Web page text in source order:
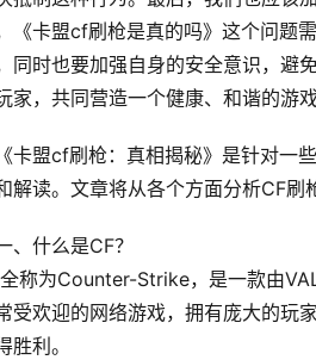
《卡盟cf刷枪是真的吗》这个问题
同时也要加强自身的安全意识，避
家，共同营造一个健康、和谐的游戏
《卡盟cf刷枪：真相揭秘》是针对一
解读。文章将从各个方面分析CF刷
、什么是CF？
称为Counter-Strike，是一款由
受欢迎的网络游戏，拥有庞大的玩
胜利。